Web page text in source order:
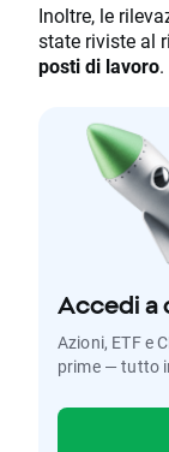
Inoltre, le
state riviste al
posti di lavoro.
Accedi a
Azioni, ETF e
prime — tutto